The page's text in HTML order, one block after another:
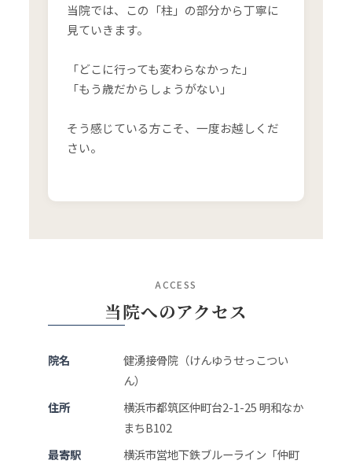
当院では、この「柱」の部分から丁寧に
見ていきます。
「どこに行っても変わらなかった」
「もう歳だからしょうがない」
そう感じている方こそ、一度お越しくだ
さい。
ACCESS
当院へのアクセス
院名
健湧接骨院（けんゆうせっこつい
ん）
住所
横浜市都筑区仲町台2-1-25 明和なか
まちB102
最寄駅
横浜市営地下鉄ブルーライン「仲町